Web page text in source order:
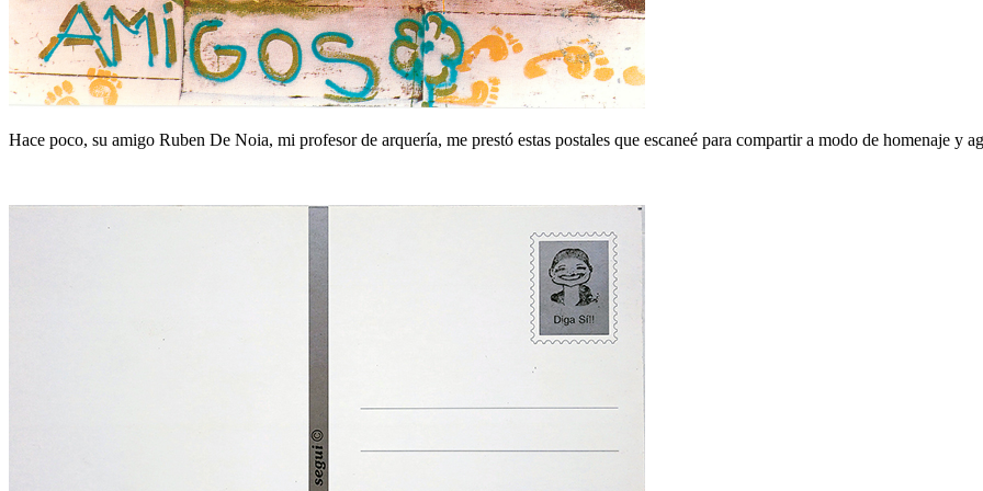
Hace poco, su amigo Ruben De Noia, mi profesor de arquería, me prestó estas postales que escaneé para compartir a modo de homenaje y